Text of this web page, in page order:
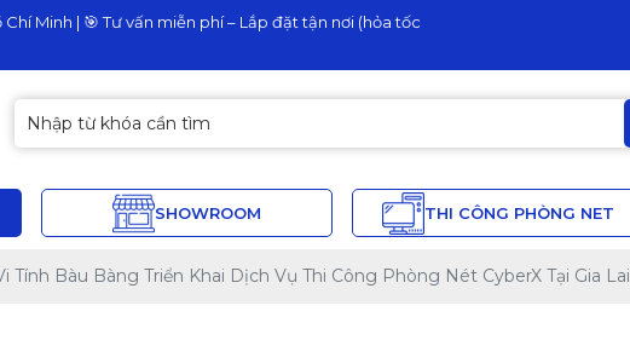
Minh | 🎯 Tư vấn miễn phí – Lắp đặt tận nơi (hỏa tốc
SHOWROOM THI CÔNG PHÒNG NET
Tính Bàu Bàng Triển Khai Dịch Vụ Thi Công Phòng Nét CyberX Tại Gia Lai